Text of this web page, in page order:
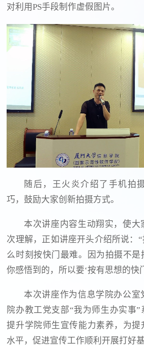
对利用PS手段制作虚假图片。
随后，王火炎介绍了手机拍
巧，鼓励大家创新拍摄方式。
本次讲座内容生动翔实，使大
次理解，正如讲座开头介绍所说：
么时刻按快门最难。因为拍摄不
你感悟到的，所以要‘按有思想的快
本次讲座作为信息学院办公室
院办教工党支部“我为师生办实事
提升学院师生宣传能力素养，为
水平，促进宣传工作顺利开展打好基